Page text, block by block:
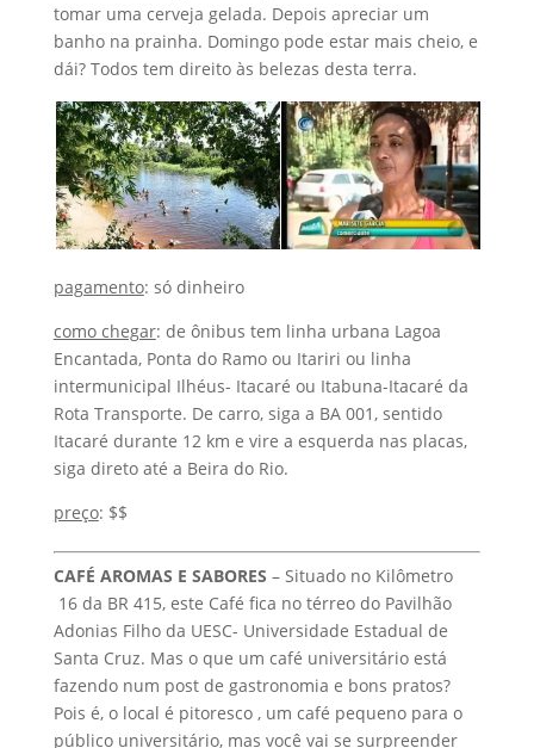
tomar uma cerveja gelada. Depois apreciar um
banho na prainha. Domingo pode estar mais cheio, e
dái? Todos tem direito às belezas desta terra.
pagamento: só dinheiro
como chegar: de ônibus tem linha urbana Lagoa
Encantada, Ponta do Ramo ou Itariri ou linha
intermunicipal Ilhéus- Itacaré ou Itabuna-Itacaré da
Rota Transporte. De carro, siga a BA 001, sentido
Itacaré durante 12 km e vire a esquerda nas placas,
siga direto até a Beira do Rio.
preço: $$
CAFÉ AROMAS E SABORES – Situado no Kilômetro
16 da BR 415, este Café fica no térreo do Pavilhão
Adonias Filho da UESC- Universidade Estadual de
Santa Cruz. Mas o que um café universitário está
fazendo num post de gastronomia e bons pratos?
Pois é, o local é pitoresco , um café pequeno para o
público universitário, mas você vai se surpreender